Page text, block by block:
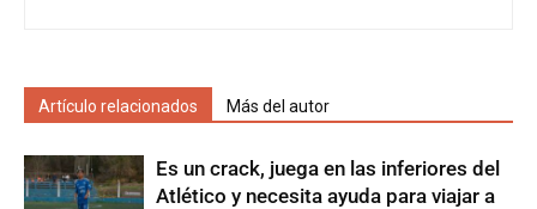
Artículo relacionados Más del autor
Es un crack, juega en las inferiores del
Atlético y necesita ayuda para viajar a